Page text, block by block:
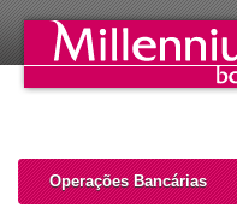
Operações Bancárias